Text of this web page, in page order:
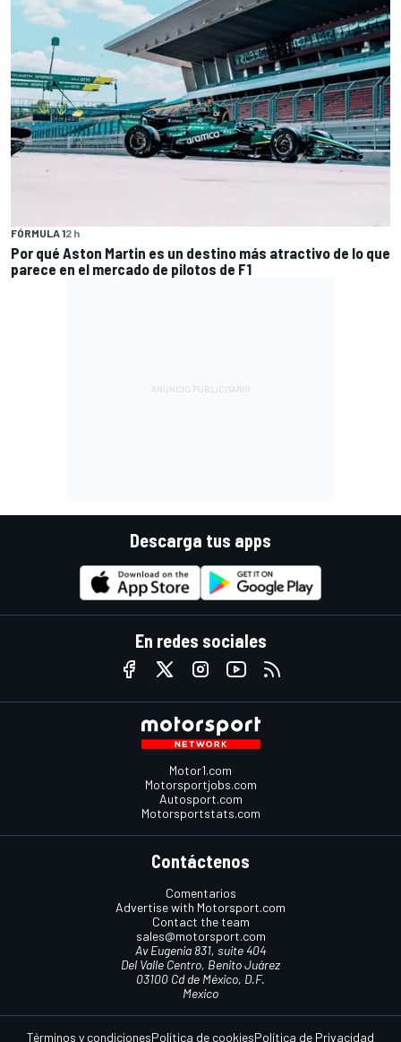
FÓRMULA 12 h
Por qué Aston Martin es un destino más atractivo de lo que
parece en el mercado de pilotos de F1
Descarga tus apps
En redes sociales
Motor1.com
Motorsportjobs.com
Autosport.com
Motorsportstats.com
Contáctenos
Comentarios
Advertise with Motorsport.com
Contact the team
sales@motorsport.com
Av Eugenia 831, suite 404
Del Valle Centro, Benito Juárez
03100 Cd de México, D.F.
Mexico
Términos y condicionesPolítica de cookiesPolítica de Privacidad